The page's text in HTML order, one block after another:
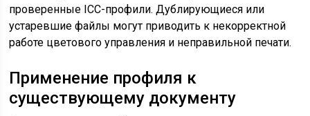
проверенные ICC-профили. Дублирующиеся или
устаревшие файлы могут приводить к некорректной
работе цветового управления и неправильной печати.
Применение профиля к
существующему документу